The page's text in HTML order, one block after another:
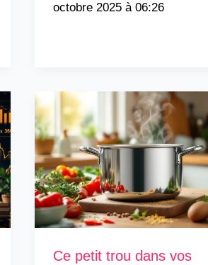
octobre 2025 à 06:26
Ce petit trou dans vos